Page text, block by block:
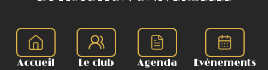
Accueil Le club Agenda Evènements